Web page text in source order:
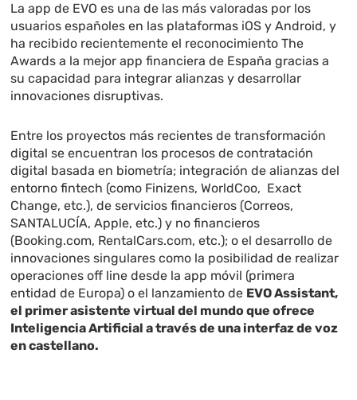
La app de EVO es una de las más valoradas por los
usuarios españoles en las plataformas iOS y Android, y
ha recibido recientemente el reconocimiento The
Awards a la mejor app financiera de España gracias a
su capacidad para integrar alianzas y desarrollar
innovaciones disruptivas.
Entre los proyectos más recientes de transformación
digital se encuentran los procesos de contratación
digital basada en biometría; integración de alianzas del
entorno fintech (como Finizens, WorldCoo, Exact
Change, etc.), de servicios financieros (Correos,
SANTALUCÍA, Apple, etc.) y no financieros
(Booking.com, RentalCars.com, etc.); o el desarrollo de
innovaciones singulares como la posibilidad de realizar
operaciones off line desde la app móvil (primera
entidad de Europa) o el lanzamiento de EVO Assistant,
el primer asistente virtual del mundo que ofrece
Inteligencia Artificial a través de una interfaz de voz
en castellano.